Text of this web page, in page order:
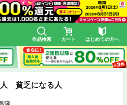
作品検索 カート はじめての方へ
人 貧乏になる人
隆